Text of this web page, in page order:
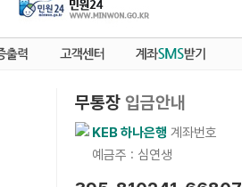
무통장 입금안내
KEB 하나은행 계좌번호
예금주 : 심연생